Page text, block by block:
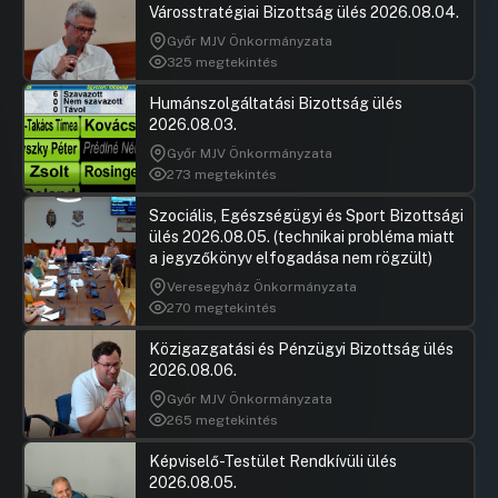
programban való részvétel tekintetében
Hozzászólások Ugrás a napirendi pontra
17.Javaslat a JUST4CARE Projekt Támogatási
Szerződéséhez kapcsolódó Csatlakozási
Dokumentum aláírására
UGRÁS A NAPIREND ELEJÉRE
18.Javaslat a „Közétkeztetési
minimumszabványok bevezetése az EU egész
területén” c. kiáltvány Budapest Főváros
Önkormányzata általi támogatására
UGRÁS A NAPIREND ELEJÉRE
19.Javaslat együttműködési megállapodás
megkötésére a 100 Klímasemleges és Okos
Város Küldetés keretein belül az érdekelt
fővárosi kerületi önkormányzatokkal és civil
szervezettel
UGRÁS A NAPIREND ELEJÉRE
Városstratégiai Bizottság ülés 2026.08.04.
Győr MJV Önkormányzata
325 megtekintés
Humánszolgáltatási Bizottság ülés
2026.08.03.
Győr MJV Önkormányzata
273 megtekintés
Szociális, Egészségügyi és Sport Bizottsági
ülés 2026.08.05. (technikai probléma miatt
a jegyzőkönyv elfogadása nem rögzült)
Veresegyház Önkormányzata
270 megtekintés
Közigazgatási és Pénzügyi Bizottság ülés
2026.08.06.
Győr MJV Önkormányzata
265 megtekintés
Képviselő-Testület Rendkívüli ülés
2026.08.05.